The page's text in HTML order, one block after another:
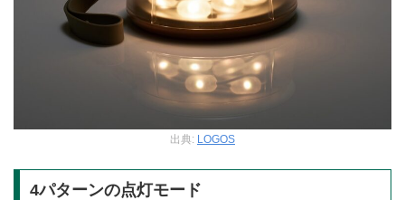
出典: LOGOS
4パターンの点灯モード